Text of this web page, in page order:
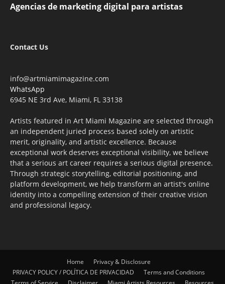
Agencias de marketing digital para artistas
Contact Us
info@artmiamimagazine.com
WhatsApp
6945 NE 3rd Ave, Miami, FL 33138
Artists featured in Art Miami Magazine are selected through
an independent juried process based solely on artistic
merit, originality, and artistic excellence. Because
exceptional work deserves exceptional visibility, we believe
that a serious art career requires a serious digital presence.
Through strategic storytelling, editorial positioning, and
platform development, we help transform an artist's online
identity into a compelling extension of their creative vision
and professional legacy.
Home
Privacy & Disclosure
PRIVACY POLICY / POLÍTICA DE PRIVACIDAD
Terms and Conditions